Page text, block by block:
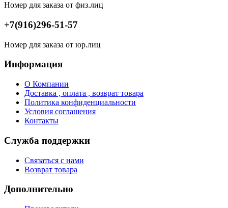
Номер для заказа от физ.лиц
+7(916)296-51-57
Номер для заказа от юр.лиц
Информация
О Компании
Доставка , оплата , возврат товара
Политика конфиденциальности
Условия соглашения
Контакты
Служба поддержки
Связаться с нами
Возврат товара
Дополнительно